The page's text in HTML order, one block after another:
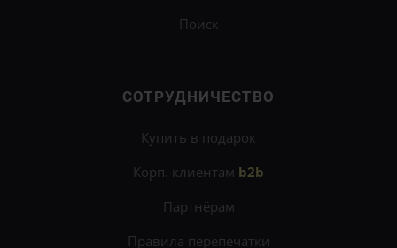
Поиск
СОТРУДНИЧЕСТВО
Купить в подарок
Корп. клиентам b2b
Партнёрам
Правила перепечатки